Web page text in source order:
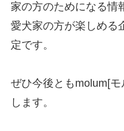
家の方のためになる情
愛犬家の方が楽しめる
定です。
ぜひ今後ともmolum[
します。